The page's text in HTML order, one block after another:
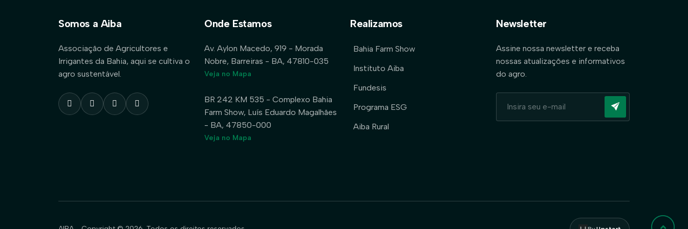
Somos a Aiba
Associação de Agricultores e
Irrigantes da Bahia, aqui se cultiva o
agro sustentável.
Onde Estamos
Av. Aylon Macedo, 919 - Morada
Nobre, Barreiras - BA, 47810-035
Veja no Mapa
BR 242 KM 535 - Complexo Bahia
Farm Show, Luís Eduardo Magalhães
- BA, 47850-000
Veja no Mapa
Realizamos
Bahia Farm Show
Instituto Aiba
Fundesis
Programa ESG
Aiba Rural
Newsletter
Assine nossa newsletter e receba
nossas atualizações e informativos
do agro.